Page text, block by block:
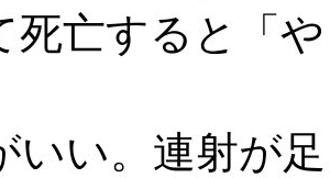
死亡すると「
いい。連射が